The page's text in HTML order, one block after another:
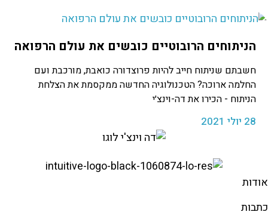
הניתוחים הרובוטיים כובשים את עולם הרפואה
חשבתם שניתוח חייב להיות פרוצדורה כואבת, מורכבת ועם
החלמה ארוכה? הטכנולוגיה החדשה ממקסמת את הצלחת
הניתוח - הכירו את דה-וינצ׳י
28 יולי 2021
אודות
כתבות